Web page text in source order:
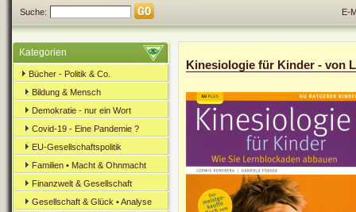
Suche: E-
Kategorien
Bücher - Politik & Co.
Bildung & Mensch
Demokratie - nur ein Wort
Covid-19 - Eine Pandemie ?
EU-Gesellschaftspolitik
Familien • Macht & Ohnmacht
Finanzwelt & Gesellschaft
Gesellschaft & Glück • Analyse
Kinesiologie für Kinder - von